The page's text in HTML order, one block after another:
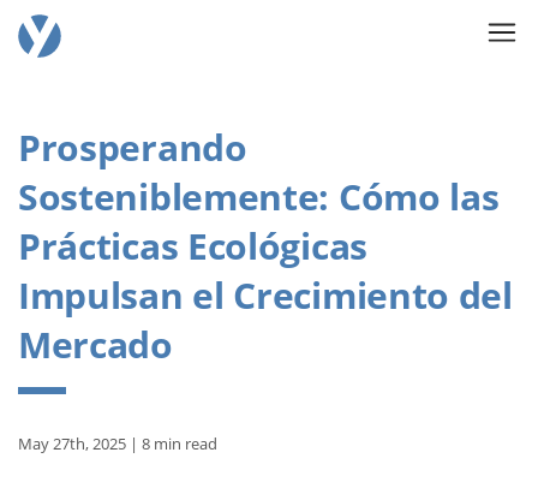
Prosperando
Sosteniblemente: Cómo las
Prácticas Ecológicas
Impulsan el Crecimiento del
Mercado
May 27th, 2025 | 8 min read